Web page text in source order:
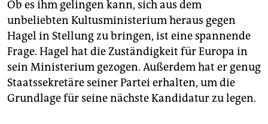
Ob es ihm gelingen kann, sich aus dem
unbeliebten Kultusministerium heraus gegen
Hagel in Stellung zu bringen, ist eine spannende
Frage. Hagel hat die Zuständigkeit für Europa in
sein Ministerium gezogen. Außerdem hat er genug
Staatssekretäre seiner Partei erhalten, um die
Grundlage für seine nächste Kandidatur zu legen.